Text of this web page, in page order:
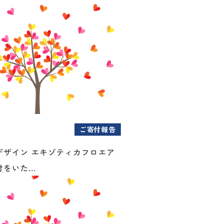
ご寄付報告
ザイン エキゾティカフロエア
をいた...